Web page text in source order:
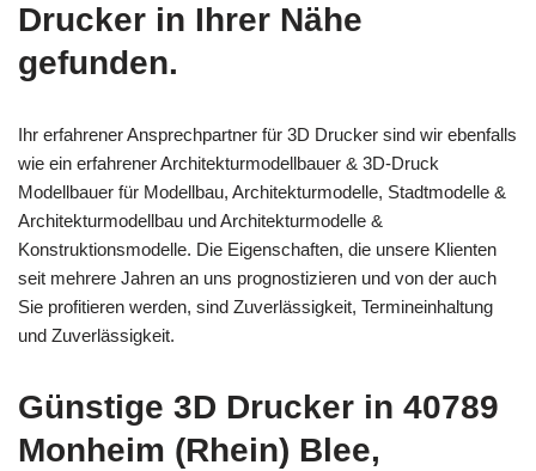
Drucker in Ihrer Nähe
gefunden.
Ihr erfahrener Ansprechpartner für 3D Drucker sind wir ebenfalls
wie ein erfahrener Architekturmodellbauer & 3D-Druck
Modellbauer für Modellbau, Architekturmodelle, Stadtmodelle &
Architekturmodellbau und Architekturmodelle &
Konstruktionsmodelle. Die Eigenschaften, die unsere Klienten
seit mehrere Jahren an uns prognostizieren und von der auch
Sie profitieren werden, sind Zuverlässigkeit, Termineinhaltung
und Zuverlässigkeit.
Günstige 3D Drucker in 40789
Monheim (Rhein) Blee,